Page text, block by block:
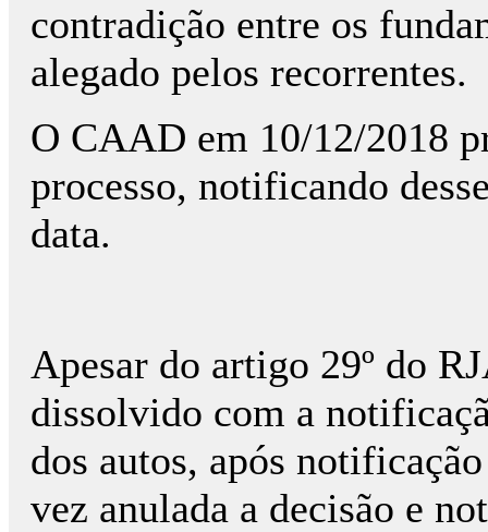
contradição entre os
alegado pelos recorrentes.
O CAAD em 10/12/2018
processo, notificando
data.
Apesar do artigo 29º do
dissolvido com a
dos autos, após
vez anulada a decisão e